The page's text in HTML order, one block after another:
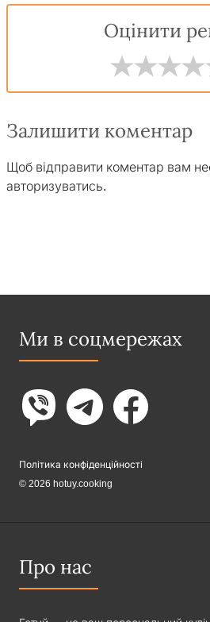
Оцінити
Залишити коментар
Щоб відправити коментар вам
авторизуватись.
Ми в соцмережах
Політика конфіденційності
© 2026 hotuy.cooking
Про нас